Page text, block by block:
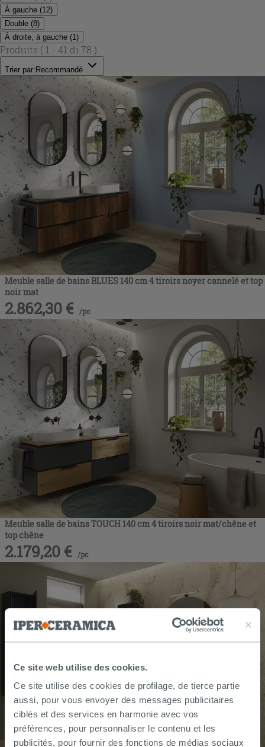
Ce site web utilise des cookies.
Ce site utilise des cookies de profilage, de tierce partie
aussi, pour vous envoyer des messages publicitaires
ciblés et des services en harmonie avec vos
préférences, pour personnaliser le contenu et les
publicités, pour fournir des fonctions de médias sociaux
À gauche (12)
Double (8)
À droite, à gauche (1 )
Produits ( 1 - 41 di 78 )
Trier par: Recommandé
Meuble salle de bains BLUES 140 cm 4 tiroirs noyer cannelé et top
noir mat
2.862,30 € /pc
Meuble salle de bains TOUCH 140 cm 4 tiroirs noir mat/chêne et
top chêne
2.179,20 € /pc